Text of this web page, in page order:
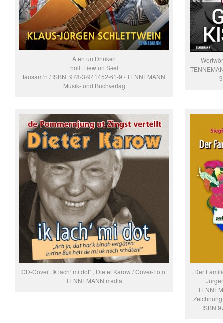
Äten un Drinken
höllt Liew un Seel
tausam‘n / ISBN: 978-3-941452-61-9 / TENNEMANN
Musik- und Buchverlag
CD-Cover „Ik lach‘ mi dot“ , Dieter Karow / Cover-Foto:
TENNEMANN media
„Der
ISBN